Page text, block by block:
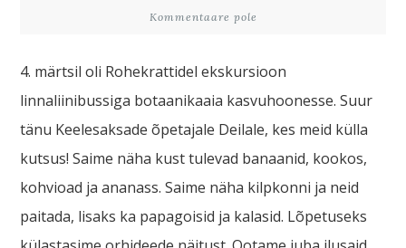
Kommentaare pole
4. märtsil oli Rohekrattidel ekskursioon
linnaliinibussiga botaanikaaia kasvuhoonesse. Suur
tänu Keelesaksade õpetajale Deilale, kes meid külla
kutsus! Saime näha kust tulevad banaanid, kookos,
kohvioad ja ananass. Saime näha kilpkonni ja neid
paitada, lisaks ka papagoisid ja kalasid. Lõpetuseks